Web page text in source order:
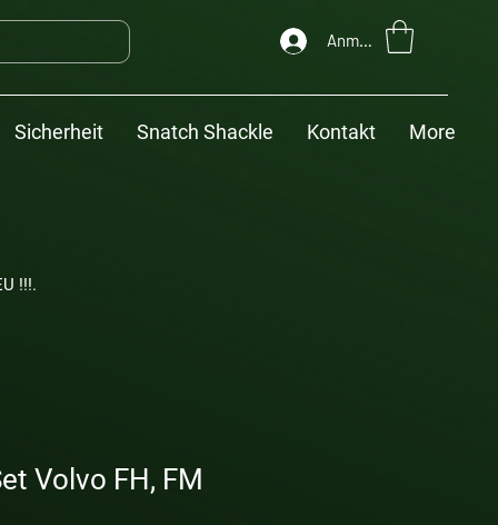
Anmelden
Sicherheit Snatch Shackle Kontakt More
!!!.
Volvo FH, FM